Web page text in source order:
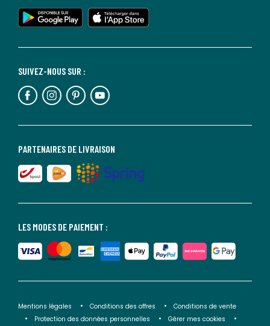
LES MODES DE PAIEMENT :
PARTENAIRES DE LIVRAISON
SUIVEZ-NOUS SUR :
Mentions légales Conditions des offres
Conditions de vente
Protection des données personnelles
Gérer mes cookies